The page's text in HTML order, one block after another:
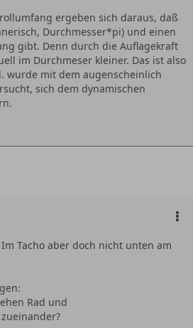
ergeben sich daraus, daß
Durchmesser*pi) und einen
gibt. Denn durch die Auflagekraft
im Durchmeser kleiner. Das ist also
wurde mit dem augenscheinlich
sich dem dynamischen
Tacho aber doch nicht unten am
Rad und